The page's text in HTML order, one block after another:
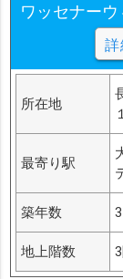
ワッセナー
詳
所在地
最寄り駅
築年数
地上階数